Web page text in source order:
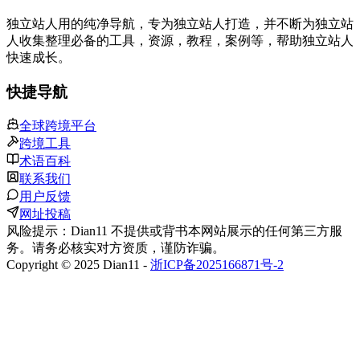
独立站人用的纯净导航，专为独立站人打造，并不断为独立站
人收集整理必备的工具，资源，教程，案例等，帮助独立站人
快速成长。
快捷导航
全球跨境平台
跨境工具
术语百科
联系我们
用户反馈
网址投稿
风险提示：Dian11 不提供或背书本网站展示的任何第三方服
务。请务必核实对方资质，谨防诈骗。
Copyright © 2025 Dian11 - 浙ICP备2025166871号-2